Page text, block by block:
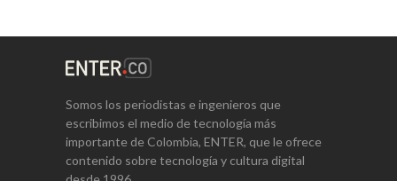
Somos los periodistas e ingenieros que
escribimos el medio de tecnología más
importante de Colombia, ENTER, que le ofrece
contenido sobre tecnología y cultura digital